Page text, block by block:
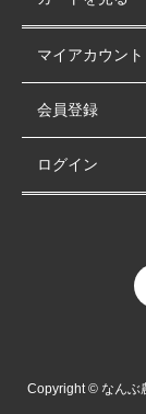
マイアカウント
会員登録
ログイン
Copyright © なんぶ